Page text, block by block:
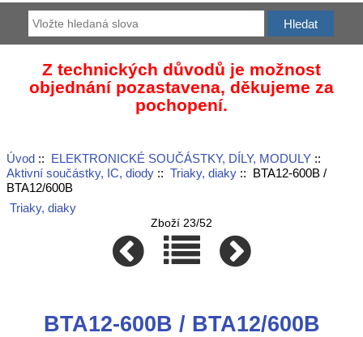
Z technických důvodů je možnost
objednání pozastavena, děkujeme za
pochopení.
Úvod:: ELEKTRONICKÉ SOUČÁSTKY, DÍLY, MODULY::
Aktivní součástky, IC, diody:: Triaky, diaky:: BTA12-600B /
BTA12/600B
Triaky, diaky
Zboží 23/52
BTA12-600B / BTA12/600B